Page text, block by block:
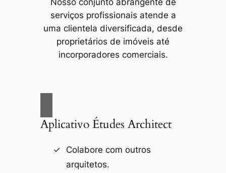
Nosso conjunto abrangente de
serviços profissionais atende a
uma clientela diversificada, desde
proprietários de imóveis até
incorporadores comerciais.
Aplicativo Études Architect
Colabore com outros
arquitetos.